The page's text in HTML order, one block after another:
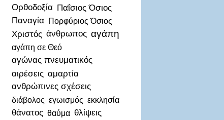
Ορθοδοξία Παΐσιος Όσιος
Παναγία Πορφύριος Όσιος
Χριστός άνθρωπος αγάπη
αγάπη σε Θεό
αγώνας πνευματικός
αιρέσεις αμαρτία
ανθρώπινες σχέσεις
διάβολος εγωισμός εκκλησία
θάνατος θαύμα θλίψεις